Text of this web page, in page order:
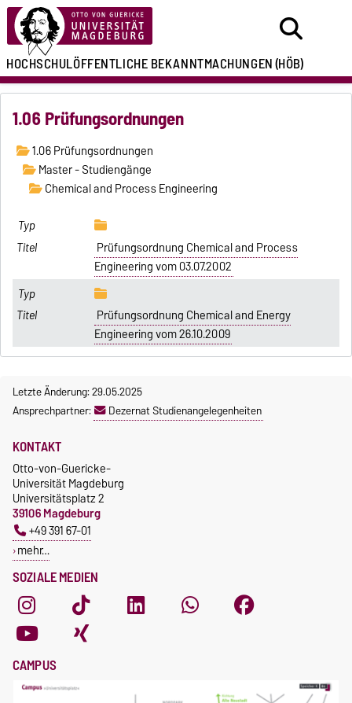
HOCHSCHULÖFFENTLICHEBEKANNTMACHUNGEN(HÖB)
1.06 Prüfungsordnungen
1.06 Prüfungsordnungen
Master - Studiengänge
Chemical and Process Engineering
Prüfungsordnung Chemical and Process
Engineering vom 03.07.2002
Prüfungsordnung Chemical and Energy
Engineering vom 26.10.2009
Letzte Änderung: 29.05.2025
Ansprechpartner:
Dezernat Studienangelegenheiten
SOZIALE MEDIEN
KONTAKT
Otto-von-Guericke-
Universität Magdeburg
Universitätsplatz 2
39106 Magdeburg
+49 391 67-01
mehr…
CAMPUS